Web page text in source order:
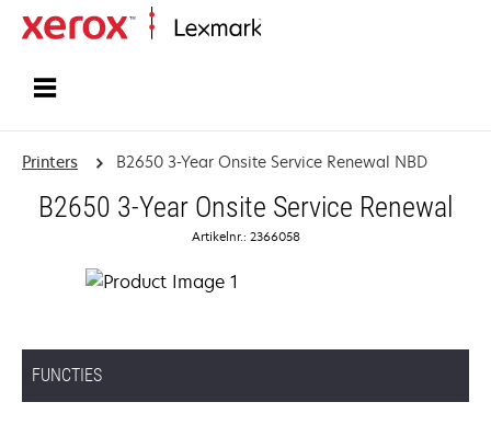
Printers B2650 3-Year Onsite Service Renewal NBD
B2650 3-Year Onsite Service Renewal
Artikelnr.: 2366058
FUNCTIES